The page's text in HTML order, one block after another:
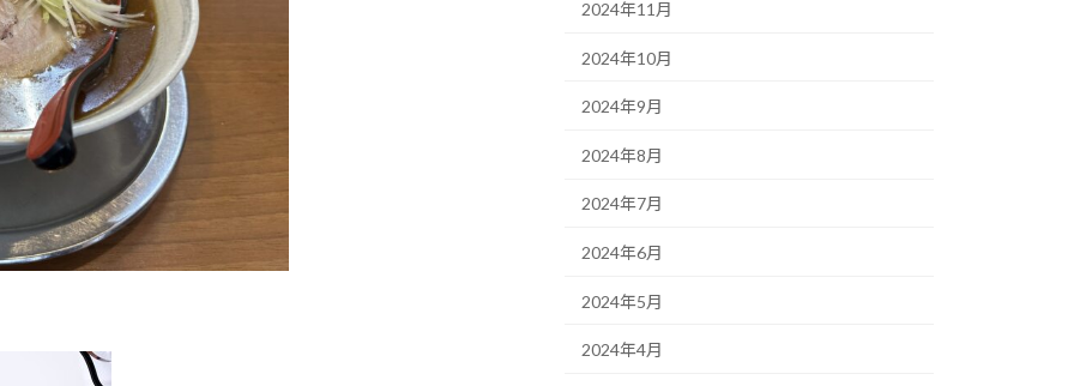
2024年11月
2024年10月
2024年9月
2024年8月
2024年7月
2024年6月
2024年5月
2024年4月